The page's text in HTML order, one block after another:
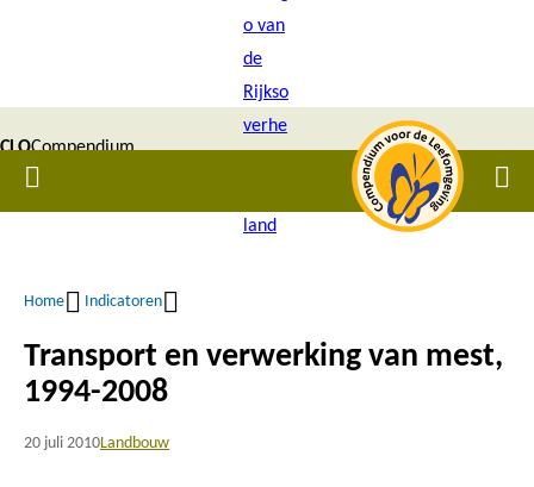
inhoud
gaan
CLOCompendium
voor de
Home
Kruimelpad
Home Indicatoren
Transport en verwerking van mest,
1994-2008
20 juli 2010Landbouw